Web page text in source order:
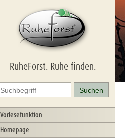
RuheForst. Ruhe finden.
Vorlesefunktion
Homepage